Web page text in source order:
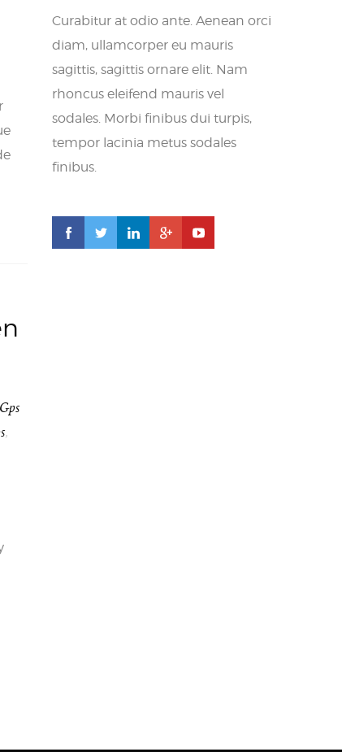
Gps
,
Curabitur at odio ante. Aenean orci
diam, ullamcorper eu mauris
sagittis, sagittis ornare elit. Nam
rhoncus eleifend mauris vel
sodales. Morbi finibus dui turpis,
tempor lacinia metus sodales
finibus.